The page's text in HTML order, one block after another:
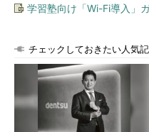
学習塾向け「Wi-Fi導入」
チェックしておきたい人気